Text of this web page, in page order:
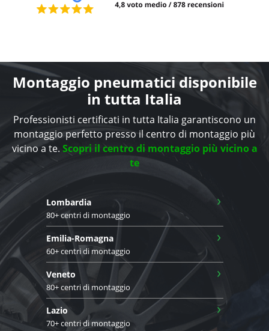
Montaggio pneumatici disponibile
in tutta Italia
Professionisti certificati in tutta Italia garantiscono un
montaggio perfetto presso il centro di montaggio più
vicino a te. Scopri il centro di montaggio più vicino a
te
Lombardia
80+ centri di montaggio
›
Emilia-Romagna
60+ centri di montaggio
›
Veneto
80+ centri di montaggio
›
Lazio
70+ centri di montaggio
›